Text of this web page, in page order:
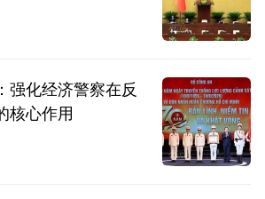
强化经济警察在反
核心作用